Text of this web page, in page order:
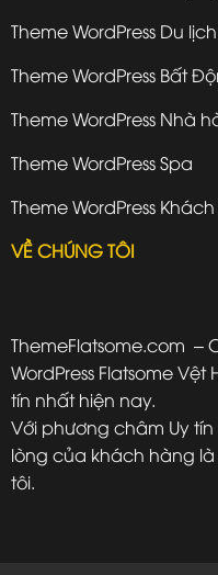
Theme WordPress Du lịch
Theme WordPress Bất
Theme WordPress Nhà
Theme WordPress Spa
Theme WordPress
VỀ CHÚNG TÔI
ThemeFlatsome.com –
WordPress Flatsome
tín nhất hiện nay.
Với phương châm Uy
lòng của khách hàng
tôi.